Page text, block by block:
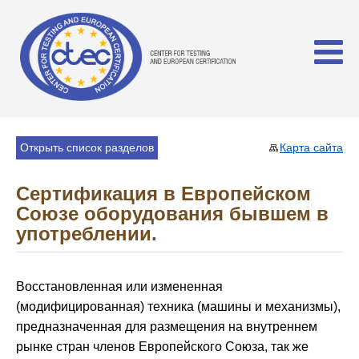
Карта сайта
Открыть список разделов
Сертификация в Европейском
Союзе оборудования бывшем в
употреблении.
Восстановленная или измененная
(модифицированная) техника (машины и механизмы),
предназначенная для размещения на внутреннем
рынке стран членов Европейского Союза, так же